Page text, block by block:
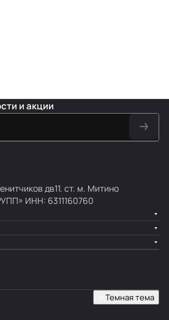
и акции
дв11. ст. м. Митино
ИНН: 6311160760
Темная тема